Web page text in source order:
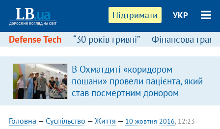
Підтримати УКР
Defense Tech “30 років гривні” Фінансова
В Охматдиті «коридором
пошани» провели пацієнта, який
став посмертним донором
Головна — Суспільство — Життя — 10 жовтня 2016, 12:23